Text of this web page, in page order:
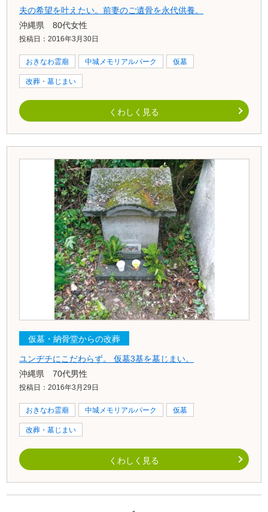
夫の希望を叶えたい。前妻のご遺骨を永代供養。
沖縄県 80代女性
投稿日：2016年3月30日
おきなわ霊廟 中城メモリアルパーク 仮墓
改葬・墓じまい
くわしく見る
仮墓・納骨堂からの改葬
ユンヂチにこだわらず。 仮墓3基を墓じまい。
沖縄県 70代男性
投稿日：2016年3月29日
おきなわ霊廟 中城メモリアルパーク 仮墓
改葬・墓じまい
くわしく見る